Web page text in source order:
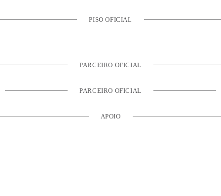
PISO OFICIAL
PARCEIRO OFICIAL
PARCEIRO OFICIAL
APOIO